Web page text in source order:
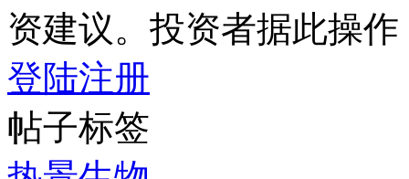
资建议。投资者据此操
登陆注册
帖子标签